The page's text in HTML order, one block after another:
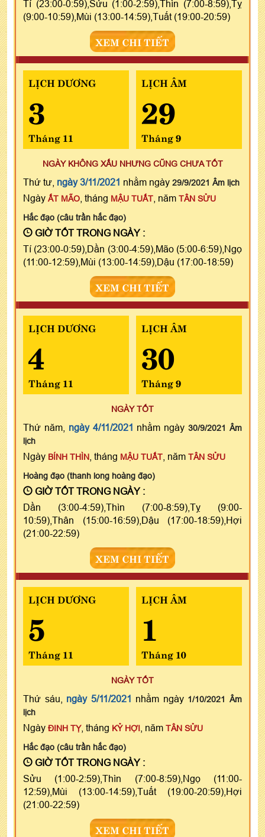
Tí (23:00-0:59),Sửu (1:00-2:59),Thìn (7:00-8:59),Tỵ
(9:00-10:59),Mùi (13:00-14:59),Tuất (19:00-20:59)
XEM CHI TIẾT
LỊCH DƯƠNG
3
Tháng 11
LỊCH ÂM
29
Tháng 9
NGÀY KHÔNG XẤU NHƯNG CŨNG CHƯA TỐT
Thứ tư, ngày 3/11/2021 nhằm ngày 29/9/2021 Âm lịch
Ngày ẤT MÃO , tháng MẬU TUẤT , năm TÂN SỬU
Hắc đạo (câu trần hắc đạo)
GIỜ TỐT TRONG NGÀY :
Tí (23:00-0:59),Dần (3:00-4:59),Mão (5:00-6:59),Ngọ
(11:00-12:59),Mùi (13:00-14:59),Dậu (17:00-18:59)
XEM CHI TIẾT
LỊCH DƯƠNG
4
Tháng 11
LỊCH ÂM
30
Tháng 9
NGÀY TỐT
Thứ năm, ngày 4/11/2021 nhằm ngày30/9/2021 Âm
lịch
Ngày BÍNH THÌN , tháng MẬU TUẤT , năm TÂN SỬU
Hoàng đạo (thanh long hoàng đạo)
GIỜ TỐT TRONG NGÀY :
Dần (3:00-4:59),Thìn (7:00-8:59),Tỵ (9:00-
10:59),Thân (15:00-16:59),Dậu (17:00-18:59),Hợi
(21:00-22:59)
XEM CHI TIẾT
LỊCH DƯƠNG
5
Tháng 11
LỊCH ÂM
1
Tháng 10
NGÀY TỐT
Thứ sáu, ngày 5/11/2021 nhằm ngày 1/10/2021 Âm
lịch
Ngày ĐINH TỴ, tháng KỶ HỢI , năm TÂN SỬU
Hắc đạo (câu trần hắc đạo)
GIỜ TỐT TRONG NGÀY :
Sửu (1:00-2:59),Thìn (7:00-8:59),Ngọ (11:00-
12:59),Mùi (13:00-14:59),Tuất (19:00-20:59),Hợi
(21:00-22:59)
XEM CHI TIẾT